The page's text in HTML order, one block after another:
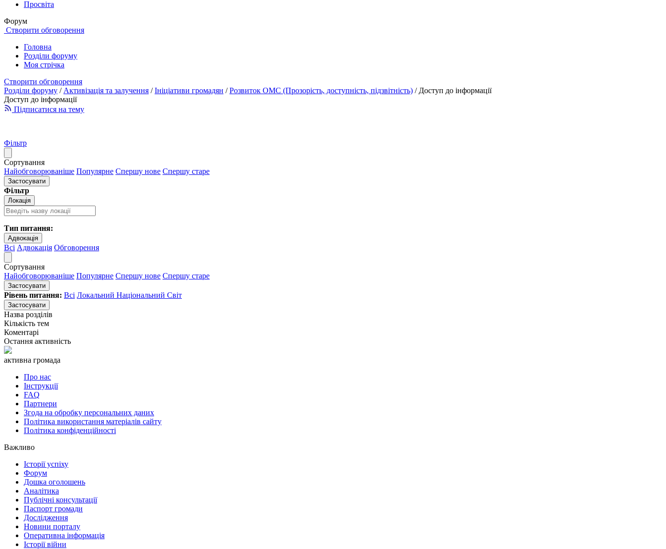
Просвіта
Форум
Створити обговорення
Головна
Розділи форуму
Моя стрічка
Створити обговорення
Розділи форуму / Активізація та залучення /Ініціативи громадян /Розвиток ОМС (Прозорість, доступність, підзвітність) / Доступ до інформації
Доступ до інформації
Підписатися на тему
Фільтр
Сортування
Найобговорюваніше Популярне Спершу нове Спершу старе
Застосувати
Фільтр
Локація
Тип питання:
Адвокація
Всі Адвокація Обговорення
Сортування
Найобговорюваніше Популярне Спершу нове Спершу старе
Застосувати
Рівень питання: Всі Локальний Національний Світ
Застосувати
Назва розділів
Кількість тем
Коментарі
Остання активність
активна громада
Про нас
Інструкції
FAQ
Партнери
Згода на обробку персональних даних
Політика використання матеріалів сайту
Політика конфіденційності
Важливо
Історії успіху
Форум
Дошка оголошень
Аналітика
Публічні консультації
Паспорт громади
Дослідження
Новини порталу
Оперативна інформація
Історії війни